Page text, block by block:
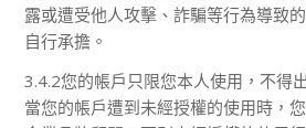
露或遭受他人攻擊、詐騙等行為導致
自行承擔。
3.4.2您的帳戶只限您本人使用，不得
當您的帳戶遭到未經授權的使用時，